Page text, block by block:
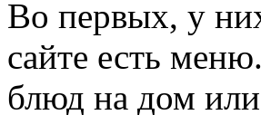
Во первых, у
сайте есть
блюд на дом